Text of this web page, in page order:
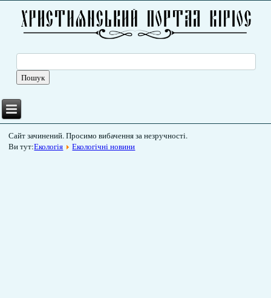
Сайт зачинений. Просимо вибачення за незручності.
Ви тут:Екологія Екологічні новини